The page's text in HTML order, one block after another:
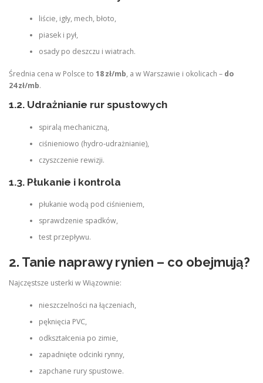
liście, igły, mech, błoto,
piasek i pył,
osady po deszczu i wiatrach.
Średnia cena w Polsce to 18 zł/mb, a w Warszawie i okolicach – do
24 zł/mb.
1.2. Udrażnianie rur spustowych
spiralą mechaniczną,
ciśnieniowo (hydro‑udrażnianie),
czyszczenie rewizji.
1.3. Płukanie i kontrola
płukanie wodą pod ciśnieniem,
sprawdzenie spadków,
test przepływu.
2. Tanie naprawy rynien – co obejmują?
Najczęstsze usterki w Wiązownie:
nieszczelności na łączeniach,
pęknięcia PVC,
odkształcenia po zimie,
zapadnięte odcinki rynny,
zapchane rury spustowe.